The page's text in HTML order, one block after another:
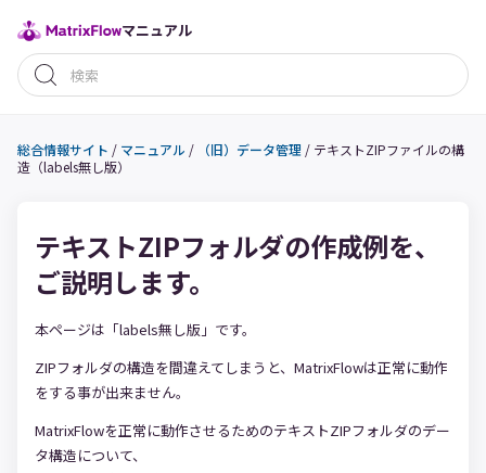
マニュアル
総合情報サイト / マニュアル / （旧）データ管理 / テキストZIPファイルの構
造（labels無し版）
テキストZIPフォルダの作成例を、
ご説明します。
本ページは「labels無し版」です。
ZIPフォルダの構造を間違えてしまうと、MatrixFlowは正常に動作
をする事が出来ません。
MatrixFlowを正常に動作させるためのテキストZIPフォルダのデー
タ構造について、